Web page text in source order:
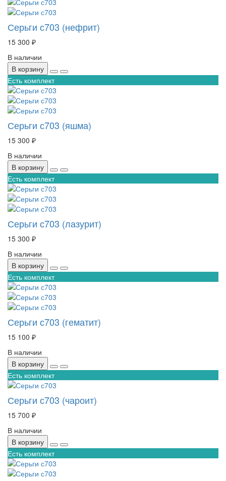
Серьги с703 (нефрит)
15 300 ₽
В наличии
В корзину
Есть комплект
Серьги с703 (яшма)
15 300 ₽
В наличии
В корзину
Есть комплект
Серьги с703 (лазурит)
15 300 ₽
В наличии
В корзину
Есть комплект
Серьги с703 (гематит)
15 100 ₽
В наличии
В корзину
Есть комплект
Серьги с703 (чароит)
15 700 ₽
В наличии
В корзину
Есть комплект